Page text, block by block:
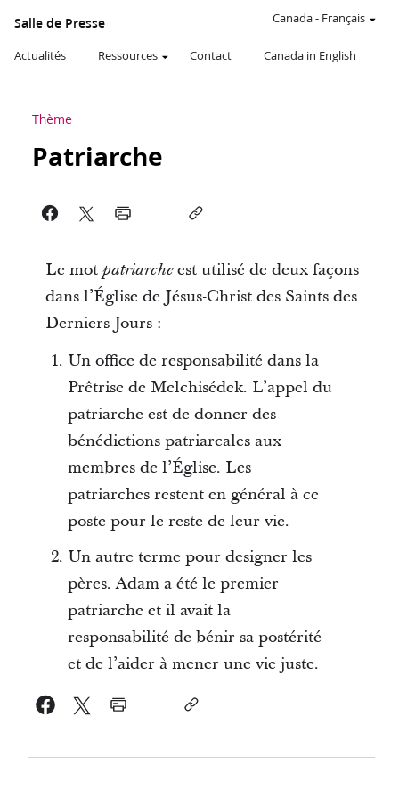
Salle de Presse
Actualités Ressources Contact Canada in English
Canada- Français
Thème
Patriarche
Le mot patriarcheest utilisé de deux façons
dans l’Église de Jésus-Christ des Saints des
Derniers Jours :
Un office de responsabilité dans la
Prêtrise de Melchisédek. L’appel du
patriarche est de donner des
bénédictions patriarcales aux
membres de l’Église. Les
patriarches restent en général à ce
poste pour le reste de leur vie.
Un autre terme pour designer les
pères. Adam a été le premier
patriarche et il avait la
responsabilité de bénir sa postérité
et de l’aider à mener une vie juste.